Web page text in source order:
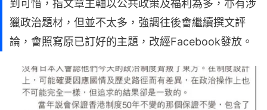
到可惜，指文章主軸以公共政策及福利為多，亦有涉
獵政治題材，但並不太多，強調往後會繼續撰文評
論，會照寫原已訂好的主題，改經Facebook發放。